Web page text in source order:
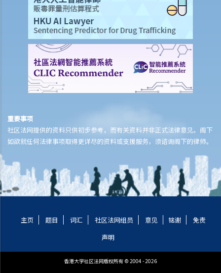
5. 如果我拍下香港建筑物的照片，我会侵犯版权吗？
6. 我是一名教师。我在杂志内看到一篇好文章。我可以复印这篇文章，
并派发给我的学生，用作班上讨论吗？
7. 我是一名教师，想要为我的学生收集一些阅读材料。如果我扫描了一
些材料，并上载到网站，让我的学生下载，我会侵犯版权吗？如果我把
材料放到只有学生可以进入的学校内联网呢？
8. 教师可以复制在互联网找到的考试题目，并将这些题目放在学生的考
台节目呢？
10. 我的学校计划进行一个校内比赛，让同学根据一些本地作家的短故
关活动吗？
11. 商业合约可否按各合约方议定的条款排除或限制法定版权豁免条文
的应用?
D. 根据「安全港」制度，联线服务提供商只需承担有限的法律责任
1. 甚么种类的发明，可享有专利保护？
2. 哪些是不可享专利的发明？
重要事项
社区法网提供的资料只供初步参考，而有关资料并非正式法律意见。阁下
如欲就任何法律事项取得更详尽的资料或支援服务，须谘询阁下的律师。
主页 题目 词汇 社区法网组员 意见 铭谢
免责
声明
香港大学社区法网版权所有 © 2004 - 2026